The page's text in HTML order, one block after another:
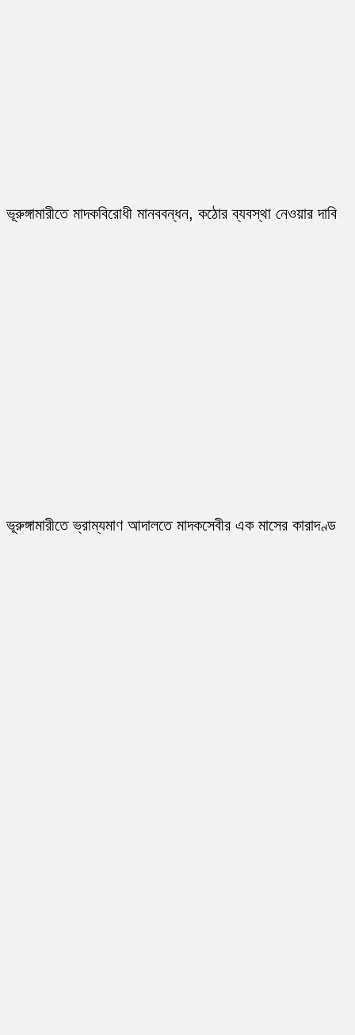
ভূরুঙ্গামারীতে মাদকবিরোধী মানববন্ধন, কঠোর ব্যবস্থা নেওয়ার দাবি
ভূরুঙ্গামারীতে ভ্রাম্যমাণ আদালতে মাদকসেবীর এক মাসের কারাদণ্ড